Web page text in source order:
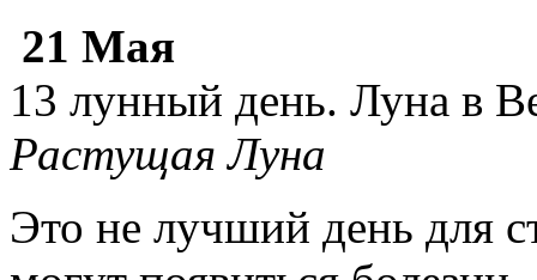
21 Мая
13 лунный день. Луна в
Растущая Луна
Это не лучший день для